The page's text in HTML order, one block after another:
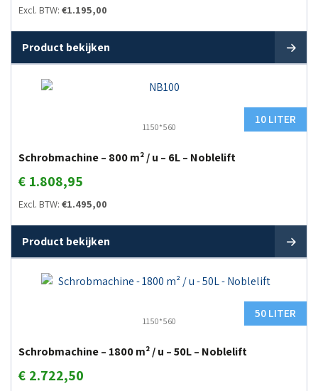
Excl. BTW: €1.195,00
Product bekijken
10 LITER
1150*560
Schrobmachine – 800 m² / u – 6L – Noblelift
€ 1.808,95
Excl. BTW: €1.495,00
Product bekijken
50 LITER
1150*560
Schrobmachine – 1800 m² / u – 50L – Noblelift
€ 2.722,50